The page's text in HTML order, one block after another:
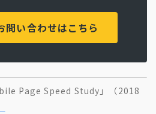
問い合わせはこちら
Page Speed Study」（2018